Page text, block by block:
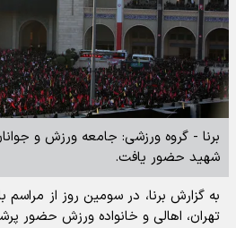
برنا - گروه ورزشی: جامعه ورزش و
شهید حضور یافت.
به گزارش برنا، در سومین روز از مراسم
تهران، اهالی و خانواده ورزش حضور